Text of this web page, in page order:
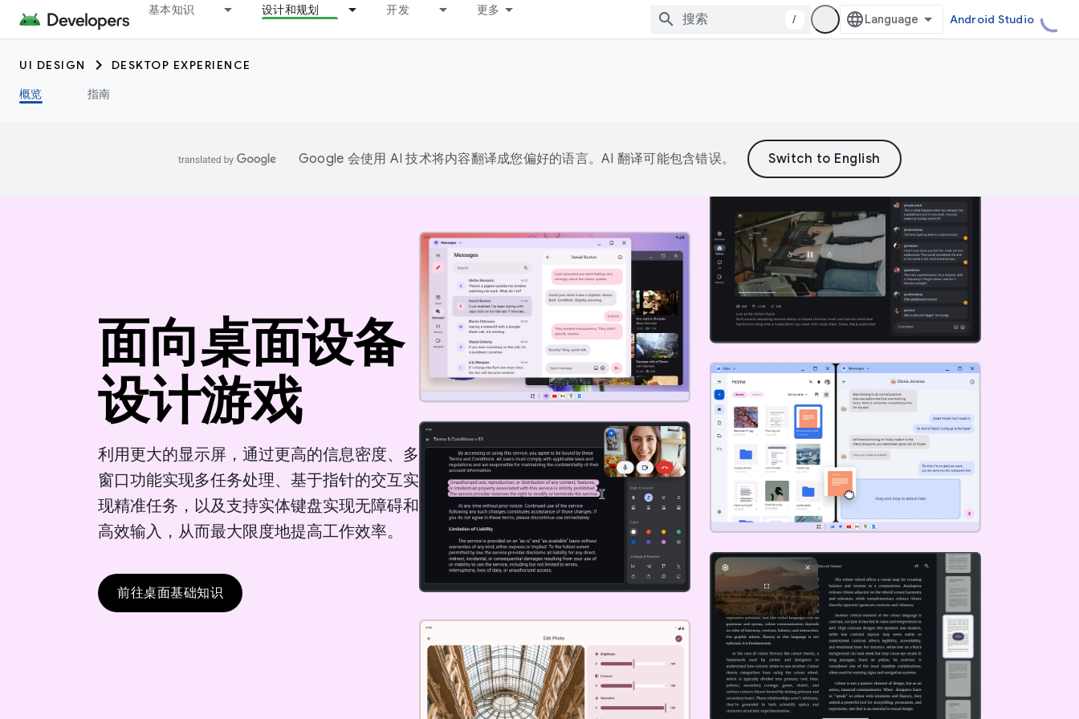
基本知识 设计和规划 开发 更多
/ Android Studio
UI DESIGN
DESKTOP EXPERIENCE
概览
指南
Google 会使用 AI 技术将内容翻译成您偏好的语言。AI 翻译可能包含错误。
面向桌面设备
设计游戏
利用更大的显示屏，通过更高的信息密度、多
窗口功能实现多任务处理、基于指针的交互实
现精准任务，以及支持实体键盘实现无障碍和
高效输入，从而最大限度地提高工作效率。
前往桌面基础知识